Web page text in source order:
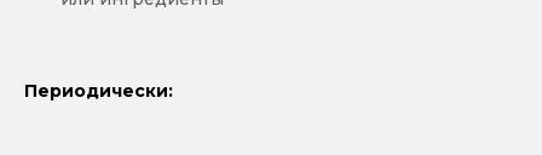
Периодически: